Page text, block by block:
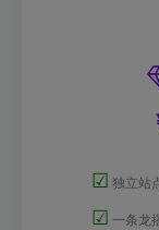
☑ 独立站
☑ 一条龙